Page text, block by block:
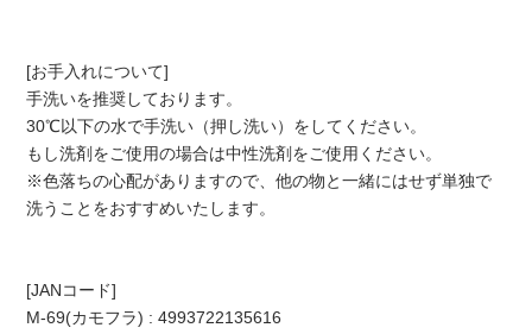
[お手入れについて]
手洗いを推奨しております。
30℃以下の水で手洗い（押し洗い）をしてください。
もし洗剤をご使用の場合は中性洗剤をご使用ください。
※色落ちの心配がありますので、他の物と一緒にはせず単独で
洗うことをおすすめいたします。
[JANコード]
M-69(カモフラ) : 4993722135616